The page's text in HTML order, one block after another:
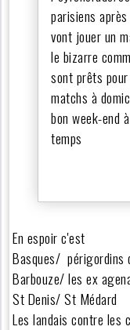
parisiens
vont jouer un
le bizarre
sont prêts
matchs à
bon week-end
temps
En espoir c'est
Basques/ périgordins
Barbouze/ les ex
St Denis/ St Médard
Les landais contre